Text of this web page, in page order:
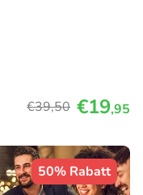
€39,50 €19,95
50% Rabatt